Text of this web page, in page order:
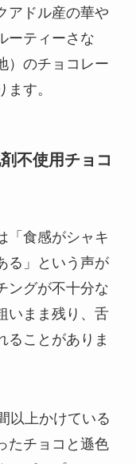
アドル産の華や
ーティーさな
）のチョコレー
す。
不使用チョコ
「食感がシャキ
る」という声が
ングが不十分な
いまま残り、舌
ることがありま
以上かけている
たチョコと遜色